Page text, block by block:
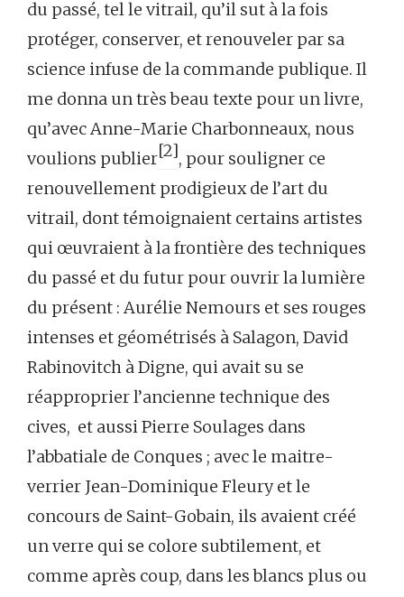
du passé, tel le vitrail, qu’il sut à la fois
protéger, conserver, et renouveler par sa
science infuse de la commande publique. Il
me donna un très beau texte pour un livre,
qu’avec Anne-Marie Charbonneaux, nous
voulions publier[2], pour souligner ce
renouvellement prodigieux de l’art du
vitrail, dont témoignaient certains artistes
qui œuvraient à la frontière des techniques
du passé et du futur pour ouvrir la lumière
du présent : Aurélie Nemours et ses rouges
intenses et géométrisés à Salagon, David
Rabinovitch à Digne, qui avait su se
réapproprier l’ancienne technique des
cives, et aussi Pierre Soulages dans
l’abbatiale de Conques ; avec le maitre-
verrier Jean-Dominique Fleury et le
concours de Saint-Gobain, ils avaient créé
un verre qui se colore subtilement, et
comme après coup, dans les blancs plus ou